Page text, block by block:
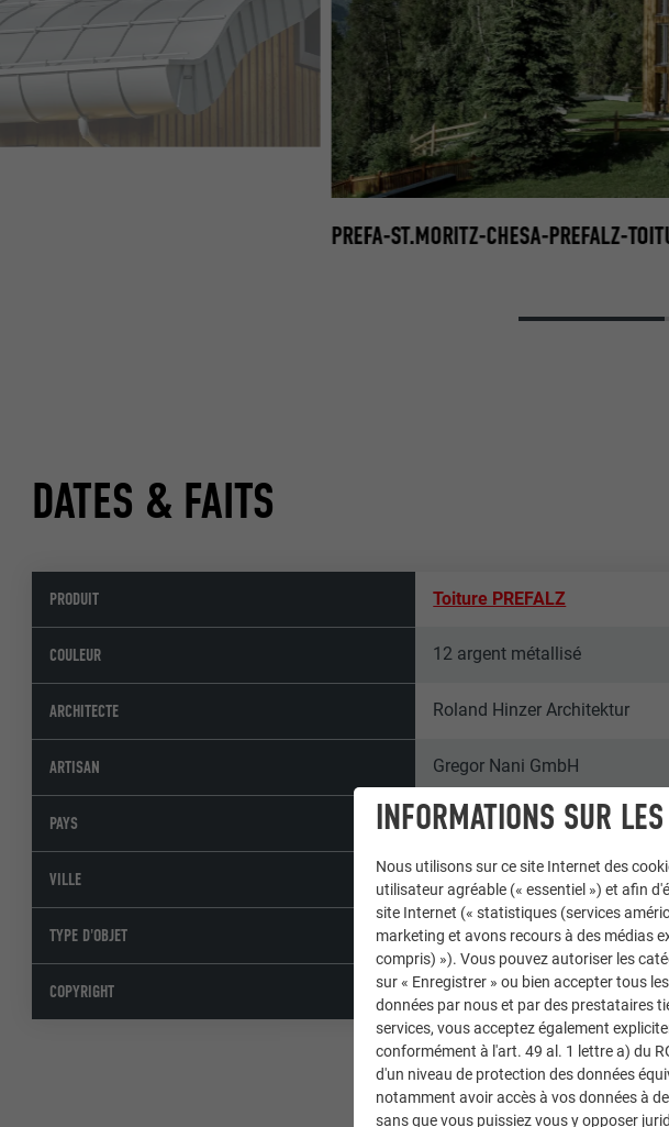
PREFA-ST.MORITZ-CHESA-PREFALZ-
DATES & FAITS
PRODUIT Toiture PREFALZ
COULEUR 12 argent métallisé
ARCHITECTE Roland Hinzer Architektur
ARTISAN Gregor Nani GmbH
PAYS Suisse
VILLE St. Moritz
TYPE D'OBJET Résidences & immeubles
COPYRIGHT © PREFA | Croce & Wir
INFORMATIONS SUR
Nous utilisons sur ce site Internet des
utilisateur agréable (« essentiel ») et afin
site Internet (« statistiques (services
marketing et avons recours à des médias
compris) »). Vous pouvez autoriser les
sur « Enregistrer » ou bien accepter tous
données par nous et par des prestataires
services, vous acceptez également
conformément à l'art. 49 al. 1 lettre a) du
d'un niveau de protection des données
notamment avoir accès à vos données à
sans que vous puissiez vous y opposer